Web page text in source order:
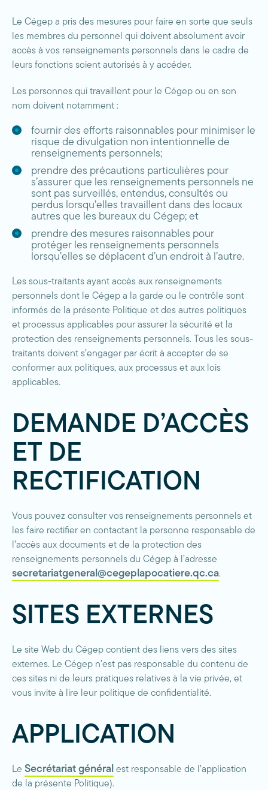
Le Cégep a pris des mesures pour faire en sorte que seuls
les membres du personnel qui doivent absolument avoir
accès à vos renseignements personnels dans le cadre de
leurs fonctions soient autorisés à y accéder.
Les personnes qui travaillent pour le Cégep ou en son
nom doivent notamment :
fournir des efforts raisonnables pour minimiser le
risque de divulgation non intentionnelle de
renseignements personnels;
prendre des précautions particulières pour
s’assurer que les renseignements personnels ne
sont pas surveillés, entendus, consultés ou
perdus lorsqu’elles travaillent dans des locaux
autres que les bureaux du Cégep; et
prendre des mesures raisonnables pour
protéger les renseignements personnels
lorsqu’elles se déplacent d’un endroit à l’autre.
Les sous-traitants ayant accès aux renseignements
personnels dont le Cégep a la garde ou le contrôle sont
informés de la présente Politique et des autres politiques
et processus applicables pour assurer la sécurité et la
protection des renseignements personnels. Tous les sous-
traitants doivent s’engager par écrit à accepter de se
conformer aux politiques, aux processus et aux lois
applicables.
DEMANDE D’ACCÈS
ET DE
RECTIFICATION
Vous pouvez consulter vos renseignements personnels et
les faire rectifier en contactant la personne responsable de
l’accès aux documents et de la protection des
renseignements personnels du Cégep à l’adresse
secretariatgeneral@cegeplapocatiere.qc.ca.
SITES EXTERNES
Le site Web du Cégep contient des liens vers des sites
externes. Le Cégep n’est pas responsable du contenu de
ces sites ni de leurs pratiques relatives à la vie privée, et
vous invite à lire leur politique de confidentialité.
APPLICATION
Le Secrétariat général est responsable de l’application
de la présente Politique).